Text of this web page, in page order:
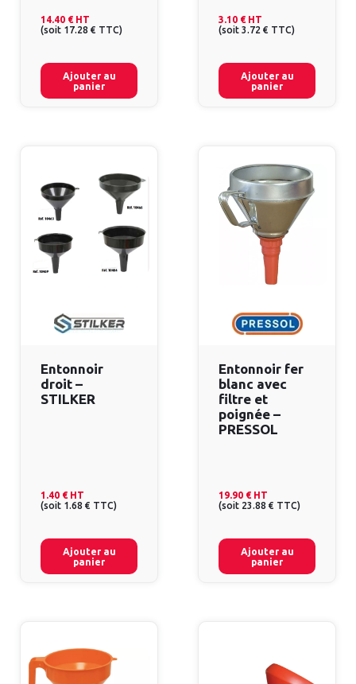
14.40 € HT
(soit 17.28 € TTC)
Ajouter au
panier
3.10 € HT
(soit 3.72 € TTC)
Ajouter au
panier
Entonnoir
droit –
STILKER
1.40 € HT
(soit 1.68 € TTC)
Ajouter au
panier
Entonnoir fer
blanc avec
filtre et
poignée –
PRESSOL
19.90 € HT
(soit 23.88 € TTC)
Ajouter au
panier